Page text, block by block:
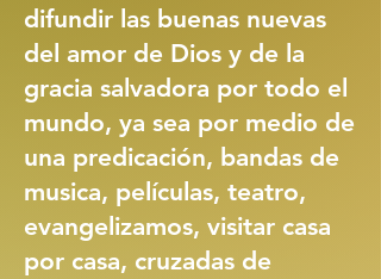
difundir las buenas nuevas
del amor de Dios y de la
gracia salvadora por todo el
mundo, ya sea por medio de
una predicación, bandas de
musica, películas, teatro,
evangelizamos, visitar casa
por casa, cruzadas de